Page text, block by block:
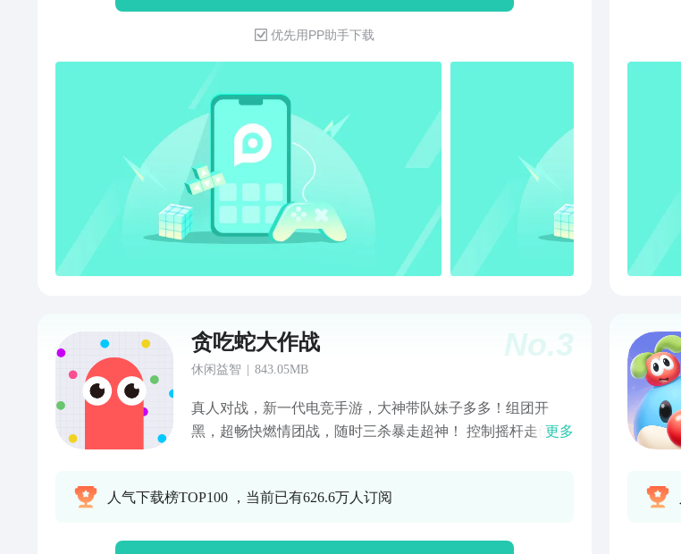
优先用PP助手下载
No.3
贪吃蛇大作战
休闲益智 843.05MB
真人对战，新一代电竞手游，大神带队妹子多多！组团开
黑，超畅快燃情团战，随时三杀暴走超神！ 控制摇杆走位你
键，用巧妙的走位让蛇身被别人撞上，就可以吃掉尸体迅速
果你喜欢贪吃蛇大作战，欢迎随时给我们留下宝贵的意见，
更多
人气下载榜TOP100 ，当前已有626.6万人订阅